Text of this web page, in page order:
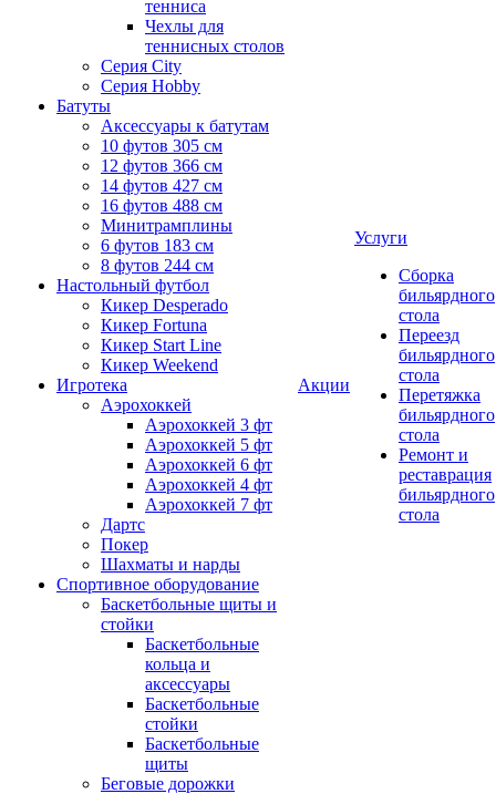
тенниса
Чехлы для
теннисных столов
Серия City
Серия Hobby
Батуты
Аксессуары к батутам
10 футов 305 см
12 футов 366 см
14 футов 427 см
16 футов 488 см
Минитрамплины
6 футов 183 см
8 футов 244 см
Настольный футбол
Кикер Desperado
Кикер Fortuna
Кикер Start Line
Кикер Weekend
Игротека
Аэрохоккей
Аэрохоккей 3 фт
Аэрохоккей 5 фт
Аэрохоккей 6 фт
Аэрохоккей 4 фт
Аэрохоккей 7 фт
Дартс
Покер
Шахматы и нарды
Спортивное оборудование
Баскетбольные щиты и
стойки
Баскетбольные
кольца и
аксессуары
Баскетбольные
стойки
Баскетбольные
щиты
Беговые дорожки
Акции
Услуги
Сборка
бильярдного
стола
Переезд
бильярдного
стола
Перетяжка
бильярдного
стола
Ремонт и
реставрация
бильярдного
стола